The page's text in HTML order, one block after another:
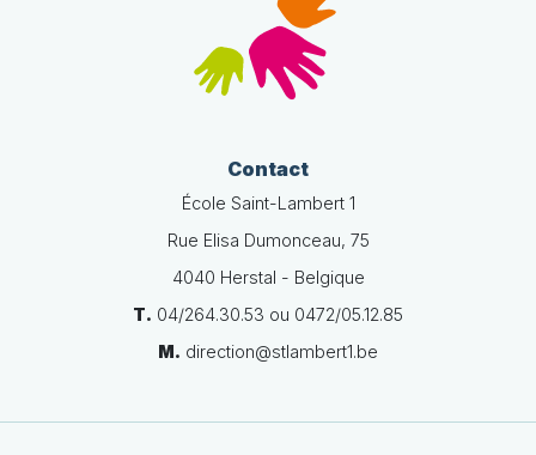
Contact
École Saint-Lambert 1
Rue Elisa Dumonceau, 75
4040 Herstal - Belgique
T. 04/264.30.53 ou 0472/05.12.85
M. direction@stlambert1.be